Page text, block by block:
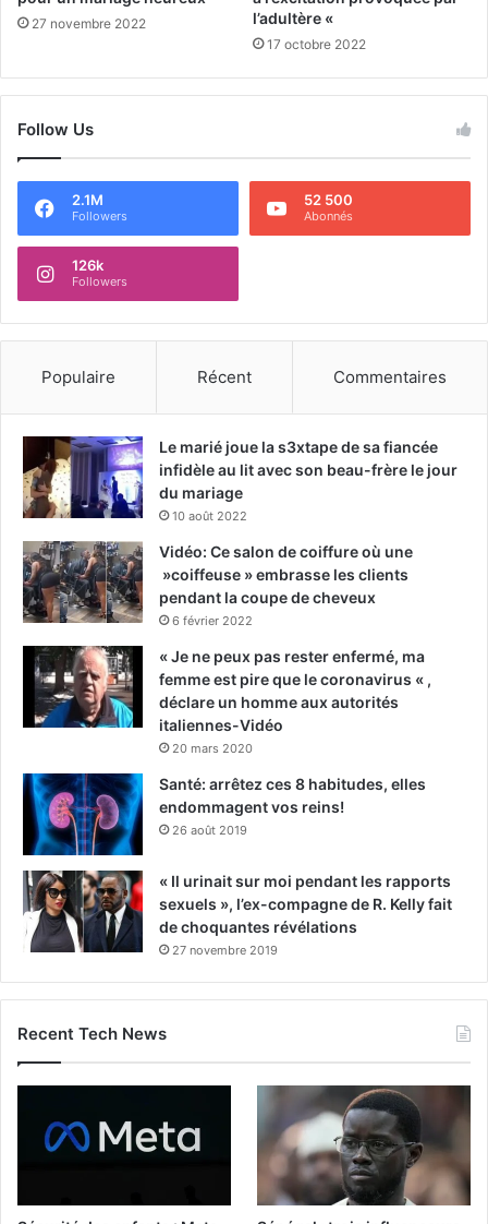
27 novembre 2022
l’adultère «
17 octobre 2022
Follow Us
2.1M
Followers
52 500
Abonnés
126k
Followers
Populaire Récent Commentaires
Le marié joue la s3xtape de sa fiancée
infidèle au lit avec son beau-frère le jour
du mariage
10 août 2022
Vidéo: Ce salon de coiffure où une
»coiffeuse » embrasse les clients
pendant la coupe de cheveux
6 février 2022
« Je ne peux pas rester enfermé, ma
femme est pire que le coronavirus « ,
déclare un homme aux autorités
italiennes-Vidéo
20 mars 2020
Santé: arrêtez ces 8 habitudes, elles
endommagent vos reins!
26 août 2019
« Il urinait sur moi pendant les rapports
sexuels », l’ex-compagne de R. Kelly fait
de choquantes révélations
27 novembre 2019
Recent Tech News